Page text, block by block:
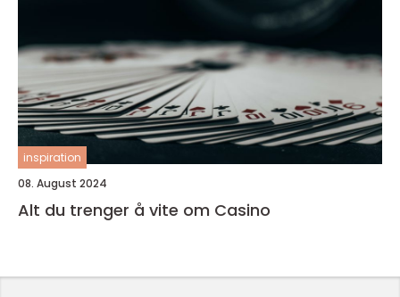
inspiration
08. August 2024
Alt du trenger å vite om Casino